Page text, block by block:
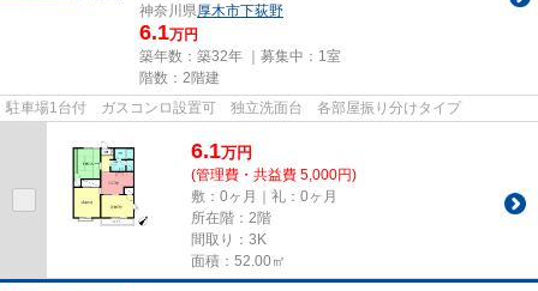
神奈川県厚木市下荻野
6.1万円
築年数：築32年 ｜募集中： 1室
階数：2階建
駐車場1台付 ガスコンロ設置可 独立洗面台 各部屋振り分けタイプ
6.1万円
(管理費・共益費 5,000円)
敷：0ヶ月｜礼：0ヶ月
所在階：2階
間取り：3K
面積：52.00㎡